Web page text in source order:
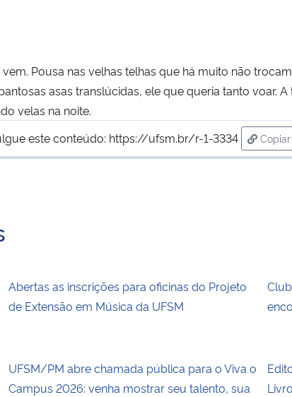
Pousa nas velhas telhas que há muito não
asas translúcidas, ele que queria tanto voar.
velas na noite.
este conteúdo: https://ufsm.br/r-1-3334
Copiar
para
Abertas as inscrições para oficinas do Projeto
de Extensão em Música da UFSM
UFSM/PM abre chamada pública para o Viva o
Campus 2026: venha mostrar seu talento, sua